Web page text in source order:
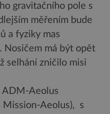
gravitačního pole s
měřením bude
a fyziky mas
Nosičem má být opět
selhání zničilo misi
ADM-Aeolus
Mission-Aeolus), s